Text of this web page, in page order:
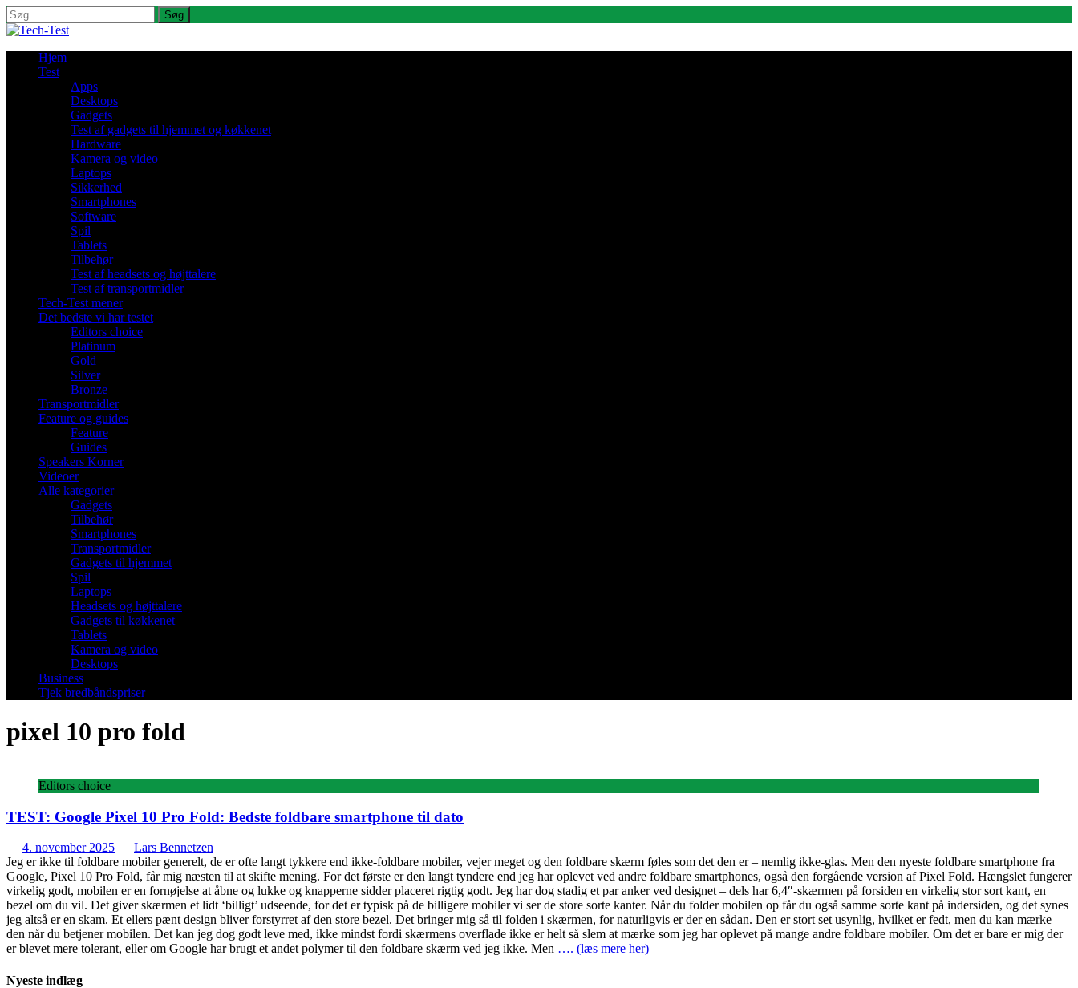
Søg
efter:
Hjem
Test
Apps
Desktops
Gadgets
Test af gadgets til hjemmet og køkkenet
Hardware
Kamera og video
Laptops
Sikkerhed
Smartphones
Software
Spil
Tablets
Tilbehør
Test af headsets og højttalere
Test af transportmidler
Tech-Test mener
Det bedste vi har testet
Editors choice
Platinum
Gold
Silver
Bronze
Transportmidler
Feature og guides
Feature
Guides
Speakers Korner
Videoer
Alle kategorier
Gadgets
Tilbehør
Smartphones
Transportmidler
Gadgets til hjemmet
Spil
Laptops
Headsets og højttalere
Gadgets til køkkenet
Tablets
Kamera og video
Desktops
Business
Tjek bredbåndspriser
pixel 10 pro fold
Editors choice
TEST: Google Pixel 10 Pro Fold: Bedste foldbare smartphone til dato
4. november 2025
Lars Bennetzen
Jeg er ikke til foldbare mobiler generelt, de er ofte langt tykkere end ikke-foldbare mobiler, vejer meget og den foldbare skærm føles som det den er – nemlig ikke-glas. Men den nyeste foldbare smartphone fra
Google, Pixel 10 Pro Fold, får mig næsten til at skifte mening. For det første er den langt tyndere end jeg har oplevet ved andre foldbare smartphones, også den forgående version af Pixel Fold. Hængslet fungerer
virkelig godt, mobilen er en fornøjelse at åbne og lukke og knapperne sidder placeret rigtig godt. Jeg har dog stadig et par anker ved designet – dels har 6,4″-skærmen på forsiden en virkelig stor sort kant, en
bezel om du vil. Det giver skærmen et lidt ‘billigt’ udseende, for det er typisk på de billigere mobiler vi ser de store sorte kanter. Når du folder mobilen op får du også samme sorte kant på indersiden, og det synes
jeg altså er en skam. Et ellers pænt design bliver forstyrret af den store bezel. Det bringer mig så til folden i skærmen, for naturligvis er der en sådan. Den er stort set usynlig, hvilket er fedt, men du kan mærke
den når du betjener mobilen. Det kan jeg dog godt leve med, ikke mindst fordi skærmens overflade ikke er helt så slem at mærke som jeg har oplevet på mange andre foldbare mobiler. Om det er bare er mig der
er blevet mere tolerant, eller om Google har brugt et andet polymer til den foldbare skærm ved jeg ikke. Men …. (læs mere her)
Nyeste indlæg